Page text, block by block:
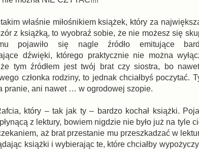
właśnie miłośnikiem książek, który za
z książką, to wyobraź sobie, że nie możesz się
pojawiło się nagle źródło emitujące
dźwięki, którego praktycznie nie można
tym źródłem jest twój brat czy siostra, bo
członka rodziny, to jednak chciałbyś poczytać.
pranie, ani nawet … w ogrodowej szopie.
który – tak jak ty – bardzo kochał książki.
z lektury, bowiem nigdzie nie było już na tyle
aż brat przestanie mu przeszkadzać w
książki i wybierając te, które chciałby